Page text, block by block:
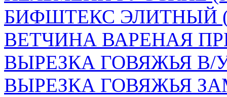
БИФШТЕКС ЭЛИТНЫЙ
ВЕТЧИНА ВАРЕНАЯ
ВЫРЕЗКА ГОВЯЖЬЯ В/
ВЫРЕЗКА ГОВЯЖЬЯ